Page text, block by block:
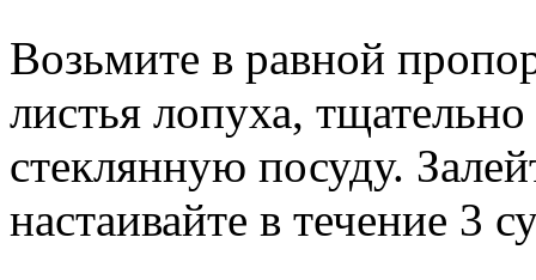
Возьмите в равной
листья лопуха,
стеклянную посуду.
настаивайте в течение 3